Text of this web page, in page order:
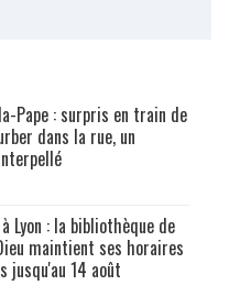
Pape : surpris en train de
dans la rue, un
Lyon : la bibliothèque de
maintient ses horaires
jusqu'au 14 août